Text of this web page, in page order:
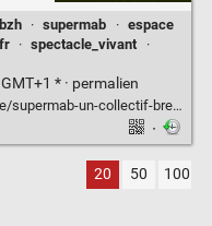
· supermab · espace
· spectacle_vivant
·
* · permalien
actuelles-inedit-11-11-2020-12655003.php
·
20 50 100